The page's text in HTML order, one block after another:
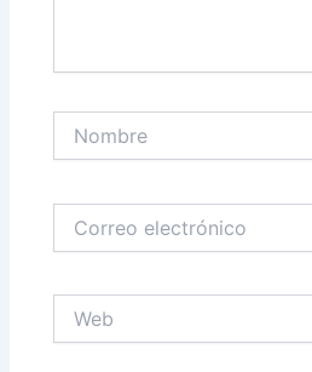
electrónico